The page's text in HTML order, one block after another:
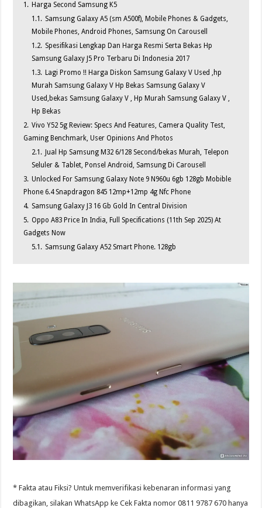
1. Harga Second Samsung K5
1.1. Samsung Galaxy A5 (sm A500f), Mobile Phones & Gadgets,
Mobile Phones, Android Phones, Samsung On Carousell
1.2. Spesifikasi Lengkap Dan Harga Resmi Serta Bekas Hp
Samsung Galaxy J5 Pro Terbaru Di Indonesia 2017
1.3. Lagi Promo !! Harga Diskon Samsung Galaxy V Used ,hp
Murah Samsung Galaxy V Hp Bekas Samsung Galaxy V
Used,bekas Samsung Galaxy V , Hp Murah Samsung Galaxy V ,
Hp Bekas
2. Vivo Y52 5g Review: Specs And Features, Camera Quality Test,
Gaming Benchmark, User Opinions And Photos
2.1. Jual Hp Samsung M32 6/128 Second/bekas Murah, Telepon
Seluler & Tablet, Ponsel Android, Samsung Di Carousell
3. Unlocked For Samsung Galaxy Note 9 N960u 6gb 128gb Mobible
Phone 6.4 Snapdragon 845 12mp+12mp 4g Nfc Phone
4. Samsung Galaxy J3 16 Gb Gold In Central Division
5. Oppo A83 Price In India, Full Specifications (11th Sep 2025) At
Gadgets Now
5.1. Samsung Galaxy A52 Smart Phone. 128gb
* Fakta atau Fiksi? Untuk memverifikasi kebenaran informasi yang
dibagikan, silakan WhatsApp ke Cek Fakta nomor 0811 9787 670 hanya